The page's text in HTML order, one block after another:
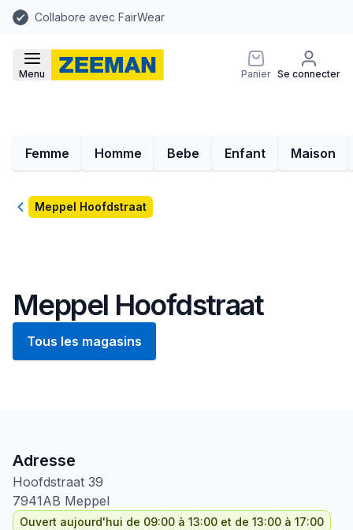
Collabore avec FairWear
Menu Panier Se connecter
Femme Homme Bebe Enfant Maison
RetourMeppel Hoofdstraat
Meppel Hoofdstraat
Tous les magasins
Adresse
Hoofdstraat 39
7941AB Meppel
Ouvert aujourd'hui de 09:00 à 13:00 et de 13:00 à 17:00